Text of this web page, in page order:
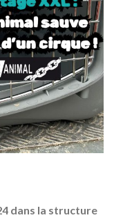
dans la structure